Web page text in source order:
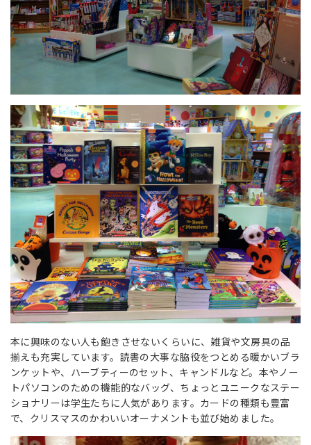
本に興味のない人も飽きさせないくらいに、雑貨や文房具の品
揃えも充実しています。読書の大事な脇役をつとめる暖かいブラ
ンケットや、ハーブティーのセット、キャンドルなど。本やノー
トパソコンのための機能的なバッグ、ちょっとユニークなステー
ショナリーは学生たちに人気があります。カードの種類も豊富
で、クリスマスのかわいいオーナメントも並び始めました。